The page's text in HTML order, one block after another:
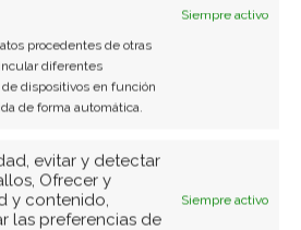
Siempre activo
procedentes de otras
diferentes
dispositivos en función
de forma automática.
evitar y detectar
Ofrecer y
y contenido,
las preferencias de
Siempre activo